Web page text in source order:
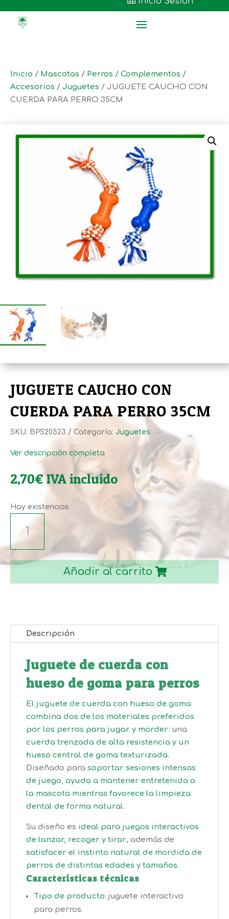
Inicio / Mascotas / Perros / Complementos /
Accesorios / Juguetes / JUGUETE CAUCHO CON
CUERDA PARA PERRO 35CM
JUGUETE CAUCHO CON
CUERDA PARA PERRO 35CM
SKU: BPS20523 Categoría: Juguetes
Ver descripción completa
2,70€IVA incluido
Hay existencias
JUGUETE
CON
CUERDA
PERRO
Añadir al carrito
Descripción
Juguete de cuerda con
hueso de goma para perros
El juguete de cuerda con hueso de goma
combina dos de los materiales preferidos
por los perros para jugar y morder: una
cuerda trenzada de alta resistencia y un
hueso central de goma texturizada.
Diseñado para soportar sesiones intensas
de juego, ayuda a mantener entretenida a
la mascota mientras favorece la limpieza
dental de forma natural.
Su diseño es ideal para juegos interactivos
de lanzar, recoger y tirar, además de
satisfacer el instinto natural de mordida de
perros de distintas edades y tamaños.
Características técnicas
Tipo de producto: juguete interactivo
para perros.